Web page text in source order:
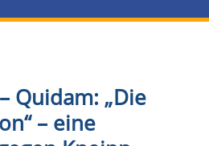
Quidam: „Die
– eine